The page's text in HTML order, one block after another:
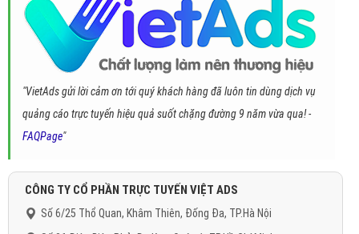
"VietAds gửi lời cảm ơn tới quý khách hàng đã luôn tin dùng dịch vụ
quảng cáo trực tuyến hiệu quả suốt chặng đường 9 năm vừa qua! -
FAQPage"
CÔNG TY CỔ PHẦN TRỰC TUYẾN VIỆT ADS
Số 6/25 Thổ Quan, Khâm Thiên, Đống Đa, TP.Hà Nội